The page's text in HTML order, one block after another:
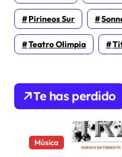
Pirineos Sur
Teatro Olimpia
Te has perdido
Música